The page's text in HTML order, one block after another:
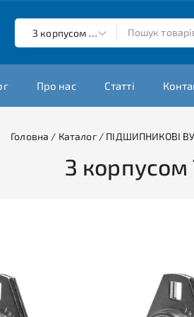
Про нас Статті
Головна / Каталог / ПІДШИПНИКОВІ
З корпусом